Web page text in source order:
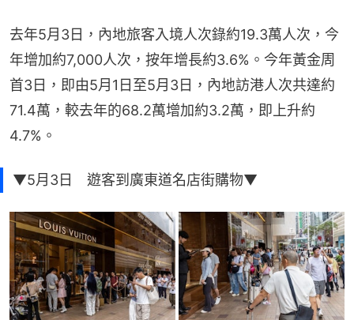
去年5月3日，內地旅客入境人次錄約19.3萬人次，今
年增加約7,000人次，按年增長約3.6%。今年黃金周
首3日，即由5月1日至5月3日，內地訪港人次共達約
71.4萬，較去年的68.2萬增加約3.2萬，即上升約
4.7%。
▼5月3日 遊客到廣東道名店街購物▼